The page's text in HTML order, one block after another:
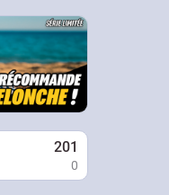
201
0